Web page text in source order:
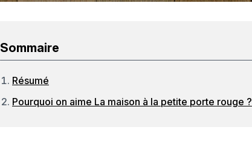
Sommaire
Résumé
Pourquoi on aime La maison à la petite porte rouge ?